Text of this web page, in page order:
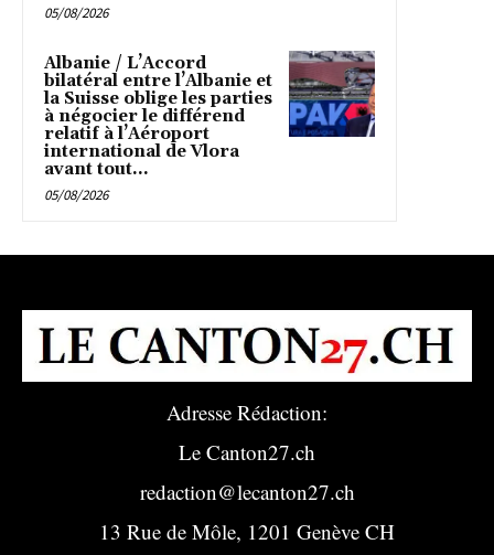
05/08/2026
Albanie / L’Accord
bilatéral entre l’Albanie et
la Suisse oblige les parties
à négocier le différend
relatif à l’Aéroport
international de Vlora
avant tout...
05/08/2026
Adresse Rédaction:
Le Canton27.ch
redaction@lecanton27.ch
13 Rue de Môle, 1201 Genève CH